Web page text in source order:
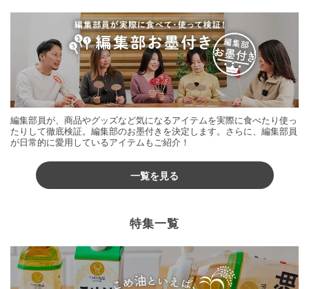
編集部員が、商品やグッズなど気になるアイテムを実際に食べたり使っ
たりして徹底検証。編集部のお墨付きを決定します。さらに、編集部員
が日常的に愛用しているアイテムもご紹介！
一覧を見る
特集一覧